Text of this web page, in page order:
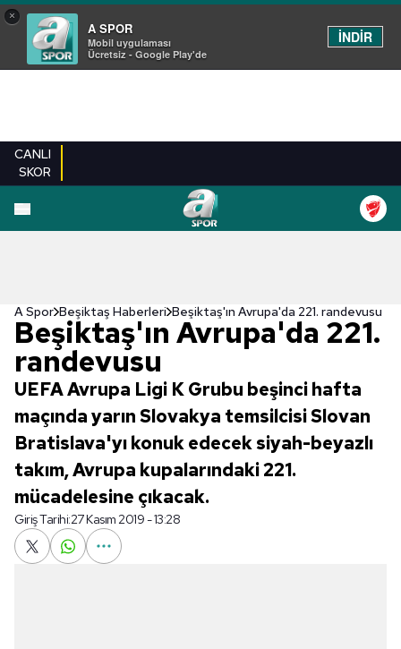
×
A SPOR
Mobil uygulaması
Ücretsiz - Google Play'de
İNDİR
CANLI
SKOR
A Spor Beşiktaş Haberleri Beşiktaş'ın Avrupa'da 221. randevusu
Beşiktaş'ın Avrupa'da 221.
randevusu
UEFA Avrupa Ligi K Grubu beşinci hafta
maçında yarın Slovakya temsilcisi Slovan
Bratislava'yı konuk edecek siyah-beyazlı
takım, Avrupa kupalarındaki 221.
mücadelesine çıkacak.
Giriş Tarihi:27 Kasım 2019 - 13:28